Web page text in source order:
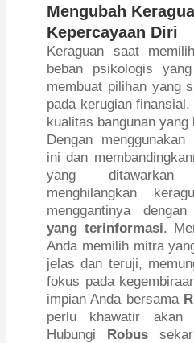
Mengubah
Kepercayaan Diri
Keraguan saat
beban psikologis
membuat pilihan yang
pada kerugian
kualitas bangunan yang
Dengan
ini dan
yang
menghilangkan
menggantinya dengan
yang terinformasi.
Anda memilih mitra
jelas dan teruji,
fokus pada
impian Anda bersama
perlu khawatir akan
Hubungi Robus